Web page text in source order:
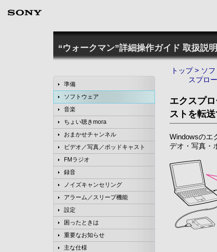
“ウォークマン”詳細操作ガイド 取扱説
準備
ソフトウェア
音楽
ちょい聴きmora
おまかせチャンネル
ビデオ／写真／ポッドキャスト
FMラジオ
録音
ノイズキャンセリング
アラーム／スリープ機能
設定
困ったときは
重要なお知らせ
主な仕様
トップ> ソ
スプロ
エクスプ
ストを転
Windowsのエ
デオ・写真・